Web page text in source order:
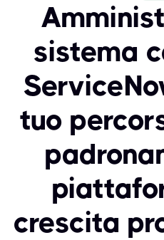
sistema
tuo
crescita